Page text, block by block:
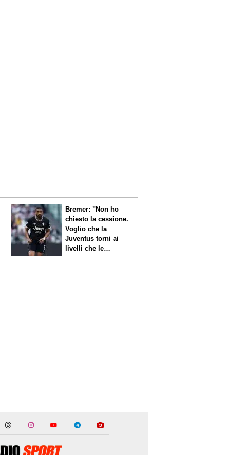
Bremer: "Non ho
chiesto la cessione.
Voglio che la
Juventus torni ai
livelli che le